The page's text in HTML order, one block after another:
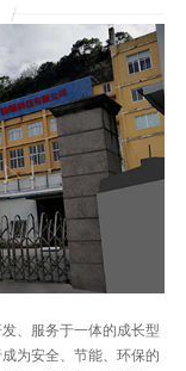
、服务于一体的成长型
为安全、节能、环保的